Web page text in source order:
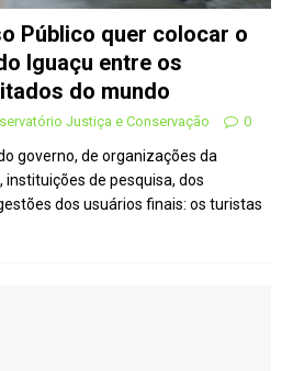
Público quer colocar o
Iguaçu entre os
do mundo
Justiça e Conservação 0
governo, de organizações da
instituições de pesquisa, dos
dos usuários finais: os turistas